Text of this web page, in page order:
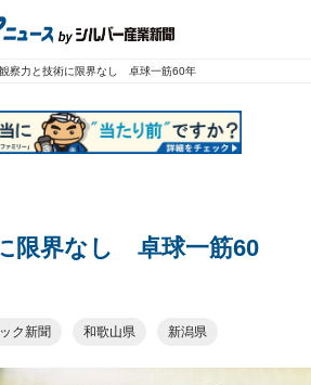
観察力と技術に限界なし 卓球一筋60年
限界なし 卓球一筋60
ク新聞 和歌山県 新潟県